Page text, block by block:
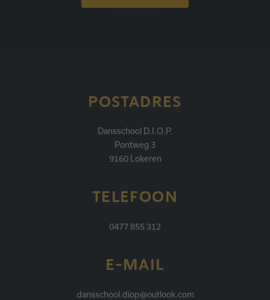
POSTADRES
Dansschool D.I.O.P.
Pontweg 3
9160 Lokeren
TELEFOON
0477 855 312
E-MAIL
dansschool.diop@outlook.com